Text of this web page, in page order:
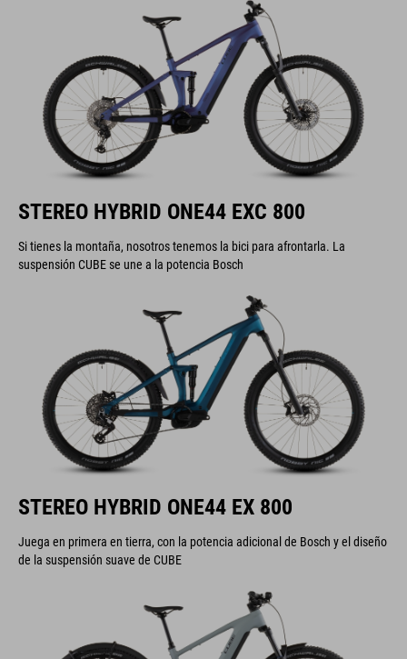
STEREO HYBRID ONE44 EXC 800
Si tienes la montaña, nosotros tenemos la bici para afrontarla. La
suspensión CUBE se une a la potencia Bosch
STEREO HYBRID ONE44 EX 800
Juega en primera en tierra, con la potencia adicional de Bosch y el diseño
de la suspensión suave de CUBE